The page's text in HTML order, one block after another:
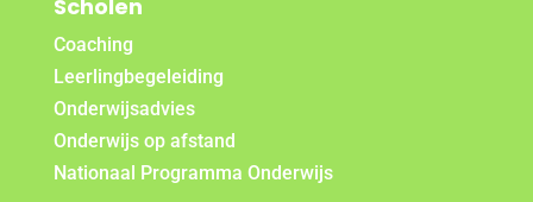
Scholen
Coaching
Leerlingbegeleiding
Onderwijsadvies
Onderwijs op afstand
Nationaal Programma Onderwijs